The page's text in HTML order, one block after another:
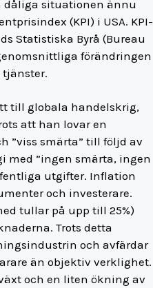
dåliga situationen ännu
(KPI) i USA. KPI-
Statistiska Byrå (Bureau
förändringen
tjänster.
till globala handelskrig,
att han lovar en
”viss smärta” till följd av
med ”ingen smärta, ingen
utgifter. Inflation
och investerare.
tullar på upp till 25%)
Trots detta
och avfärdar
än objektiv verklighet.
och en liten ökning av